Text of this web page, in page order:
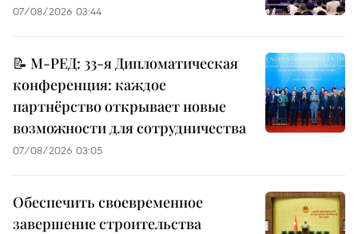
07/08/2026 03:44
📝 М-РЕД: 33-я Дипломатическая
конференция: каждое
партнёрство открывает новые
возможности для сотрудничества
07/08/2026 03:05
Обеспечить своевременное
завершение строительства